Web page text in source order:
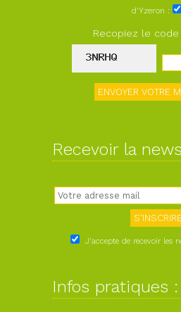
d'Yzeron :
Recopiez le code
Recevoir la
J'accepte de recevoir les
Infos pratiques :